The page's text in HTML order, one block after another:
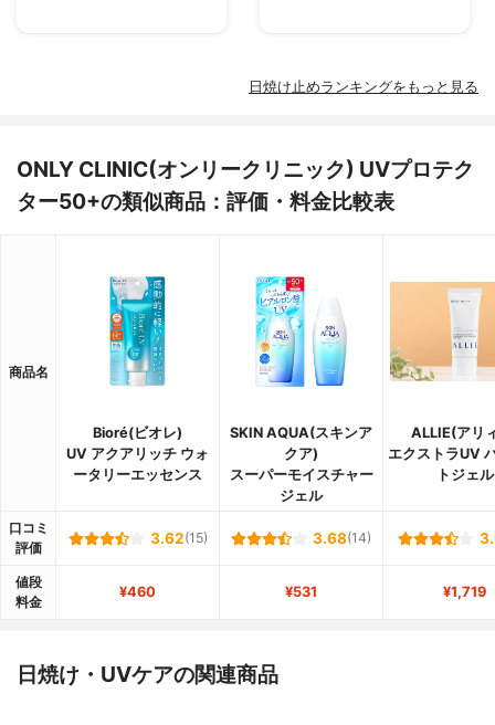
日焼け止めランキングをもっと見る
ONLY CLINIC(オンリークリニック) UVプロテク
ター50+の類似商品：評価・料金比較表
商品名
Bioré(ビオレ)
UV アクアリッチ ウォ
ータリーエッセンス
SKIN AQUA(スキンア
クア)
スーパーモイスチャー
ジェル
ALLIE(アリ
エクストラUV
トジェル
口コミ
評価
3.62(15) 3.68(14)
値段
料金
¥460 ¥531 ¥1,719
日焼け・UVケアの関連商品